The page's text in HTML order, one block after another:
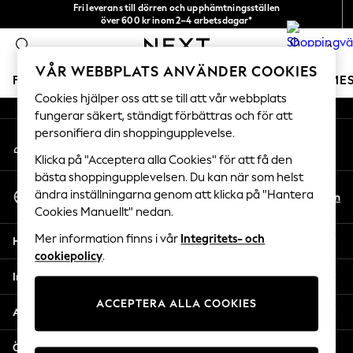
Fri leverans till dörren och upphämtningsställen
över 600 kr inom 2–4 arbetsdagar*
0
FLICKOR POJKAR BABY DAMER HERRAR
GIRLS
New In
50 - 92cm
98 - 110cm
116 - 134cm
140 - 174cm
Trending: Top & Short Sets
Trending: Clogs
All Clothing
Coats & Jackets
Sweatshirts & Hoodies
An error occurred on client
Våra sociala nätverk
Mitt konto
Logga in på ditt konto
Välj Språk
Svenska
Sv En
Hjälp
Integritet & Juridik
Avdelningar
Övriga tjänster
VÅR WEBBPLATS ANVÄNDER COOKIES
Cookies hjälper oss att se till att vår webbplats
fungerar säkert, ständigt förbättras och för att
personifiera din shoppingupplevelse.
Klicka på "Acceptera alla Cookies" för att få den
bästa shoppingupplevelsen. Du kan när som helst
ändra inställningarna genom att klicka på "Hantera
Cookies Manuellt" nedan.
Mer information finns i vår Integritets- och
cookiepolicy.
ACCEPTERA ALLA COOKIES